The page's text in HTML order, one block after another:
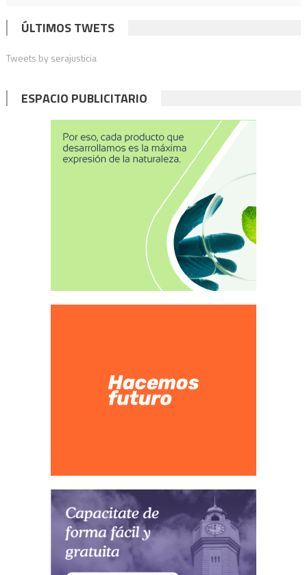
ÚLTIMOS TWETS
Tweets by serajusticia
ESPACIO PUBLICITARIO